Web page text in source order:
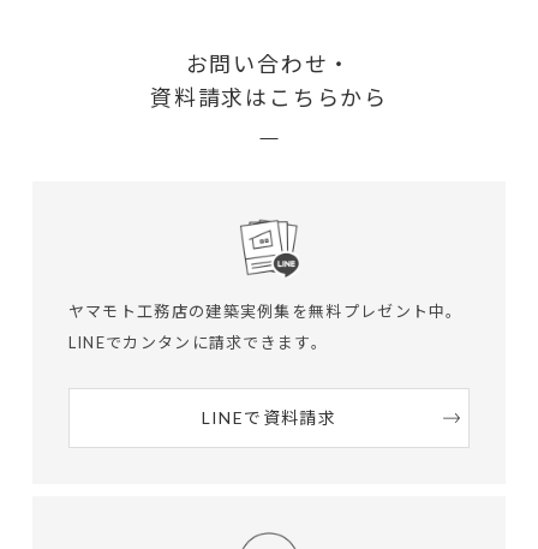
お問い合わせ・
資料請求はこちらから
ヤマモト工務店の建築実例集を無料プレゼント中。
LINEでカンタンに請求できます。
LINEで資料請求